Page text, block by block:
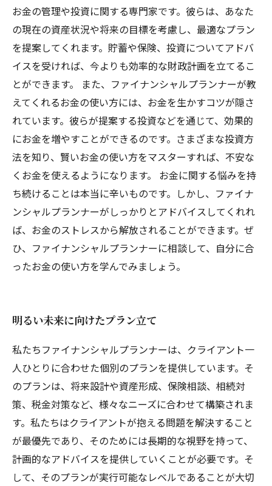
お金の管理や投資に関する専門家です。彼らは、あなた
の現在の資産状況や将来の目標を考慮し、最適なプラン
を提案してくれます。貯蓄や保険、投資についてアドバ
イスを受ければ、今よりも効率的な財政計画を立てるこ
とができます。 また、ファイナンシャルプランナーが教
えてくれるお金の使い方には、お金を生かすコツが隠さ
れています。彼らが提案する投資などを通じて、効果的
にお金を増やすことができるのです。さまざまな投資方
法を知り、賢いお金の使い方をマスターすれば、不安な
くお金を使えるようになります。 お金に関する悩みを持
ち続けることは本当に辛いものです。しかし、ファイナ
ンシャルプランナーがしっかりとアドバイスしてくれれ
ば、お金のストレスから解放されることができます。ぜ
ひ、ファイナンシャルプランナーに相談して、自分に合
ったお金の使い方を学んでみましょう。
明るい未来に向けたプラン立て
私たちファイナンシャルプランナーは、クライアント一
人ひとりに合わせた個別のプランを提供しています。そ
のプランは、将来設計や資産形成、保険相談、相続対
策、税金対策など、様々なニーズに合わせて構築されま
す。私たちはクライアントが抱える問題を解決すること
が最優先であり、そのためには長期的な視野を持って、
計画的なアドバイスを提供していくことが必要です。そ
して、そのプランが実行可能なレベルであることが大切